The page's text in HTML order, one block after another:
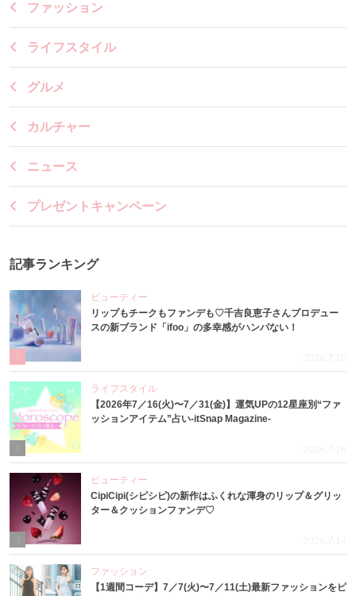
ファッション
ライフスタイル
グルメ
カルチャー
ニュース
プレゼントキャンペーン
記事ランキング
ビューティー
リップもチークもファンデも♡千吉良恵子さんプロデュー
スの新ブランド「ifoo」の多幸感がハンパない！
2026.7.10
ライフスタイル
【2026年7／16(火)〜7／31(金)】運気UPの12星座別“ファ
ッションアイテム”占い-itSnap Magazine-
2026.7.16
3
ビューティー
CipiCipi(シピシピ)の新作はふくれな渾身のリップ＆グリッ
ター＆クッションファンデ♡
2026.7.14
ファッション
【1週間コーデ】7／7(火)〜7／11(土)最新ファッションをピ